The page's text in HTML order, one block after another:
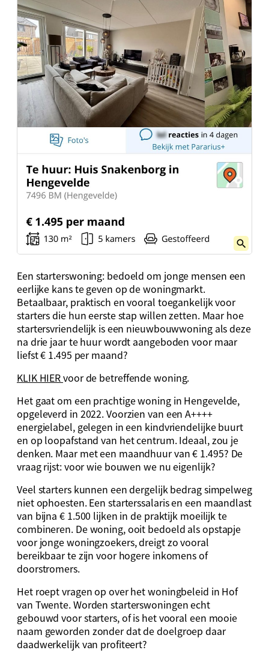
Een starterswoning: bedoeld om jonge mensen een
eerlijke kans te geven op de woningmarkt.
Betaalbaar, praktisch en vooral toegankelijk voor
starters die hun eerste stap willen zetten. Maar hoe
startersvriendelijk is een nieuwbouwwoning als deze
na drie jaar te huur wordt aangeboden voor maar
liefst € 1.495 per maand?
KLIK HIERvoor de betreffende woning.
Het gaat om een prachtige woning in Hengevelde,
opgeleverd in 2022. Voorzien van een A++++
energielabel, gelegen in een kindvriendelijke buurt
en op loopafstand van het centrum. Ideaal, zou je
denken. Maar met een maandhuur van € 1.495? De
vraag rijst: voor wie bouwen we nu eigenlijk?
Veel starters kunnen een dergelijk bedrag simpelweg
niet ophoesten. Een starterssalaris en een maandlast
van bijna € 1.500 lijken in de praktijk moeilijk te
combineren. De woning, ooit bedoeld als opstapje
voor jonge woningzoekers, dreigt zo vooral
bereikbaar te zijn voor hogere inkomens of
doorstromers.
Het roept vragen op over het woningbeleid in Hof
van Twente. Worden starterswoningen echt
gebouwd voor starters, of is het vooral een mooie
naam geworden zonder dat de doelgroep daar
daadwerkelijk van profiteert?